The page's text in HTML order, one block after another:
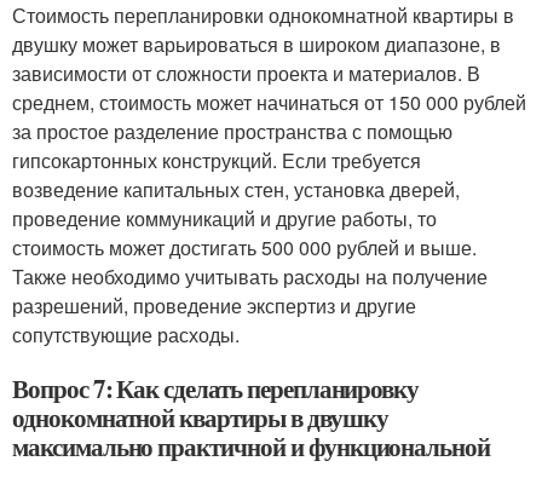
Стоимость перепланировки однокомнатной квартиры в
двушку может варьироваться в широком диапазоне, в
зависимости от сложности проекта и материалов. В
среднем, стоимость может начинаться от 150 000 рублей
за простое разделение пространства с помощью
гипсокартонных конструкций. Если требуется
возведение капитальных стен, установка дверей,
проведение коммуникаций и другие работы, то
стоимость может достигать 500 000 рублей и выше.
Также необходимо учитывать расходы на получение
разрешений, проведение экспертиз и другие
сопутствующие расходы.
Вопрос 7: Как сделать перепланировку
однокомнатной квартиры в двушку
максимально практичной и функциональной